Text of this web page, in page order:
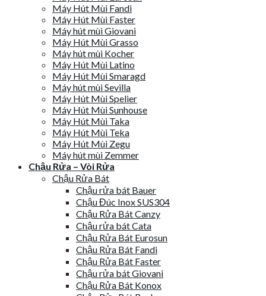
Máy Hút Mùi Fandi
Máy Hút Mùi Faster
Máy hút mùi Giovani
Máy Hút Mùi Grasso
Máy hút mùi Kocher
Máy Hút Mùi Latino
Máy Hút Mùi Smaragd
Máy hút mùi Sevilla
Máy Hút Mùi Spelier
Máy Hút Mùi Sunhouse
Máy Hút Mùi Taka
Máy Hút Mùi Teka
Máy Hút Mùi Zegu
Máy hút mùi Zemmer
Chậu Rửa – Vòi Rửa
Chậu Rửa Bát
Chậu rửa bát Bauer
Chậu Đúc Inox SUS304
Chậu Rửa Bát Canzy
Chậu rửa bát Cata
Chậu Rửa Bát Eurosun
Chậu Rửa Bát Fandi
Chậu Rửa Bát Faster
Chậu rửa bát Giovani
Chậu Rửa Bát Konox